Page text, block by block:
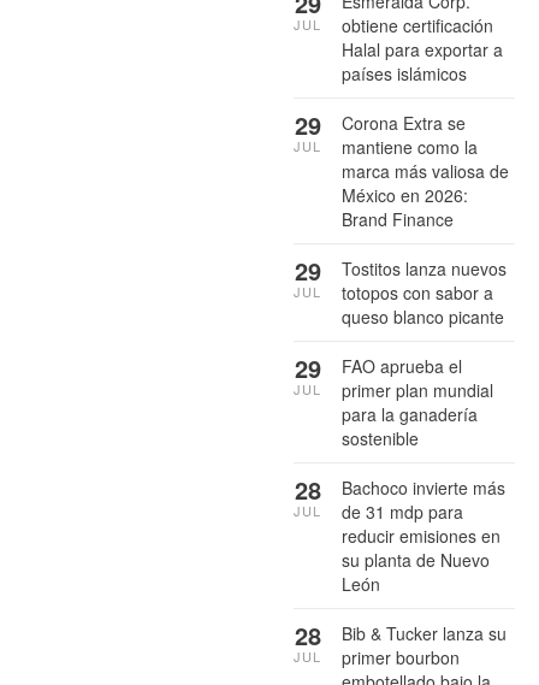
obtiene certificación
Halal para exportar a
países islámicos
JUL
Corona Extra se
mantiene como la
marca más valiosa de
México en 2026:
Brand Finance
29
JUL
Tostitos lanza nuevos
totopos con sabor a
queso blanco picante
29
JUL
FAO aprueba el
primer plan mundial
para la ganadería
sostenible
29
JUL
Bachoco invierte más
de 31 mdp para
reducir emisiones en
su planta de Nuevo
León
28
JUL
Bib & Tucker lanza su
primer bourbon
28
JUL